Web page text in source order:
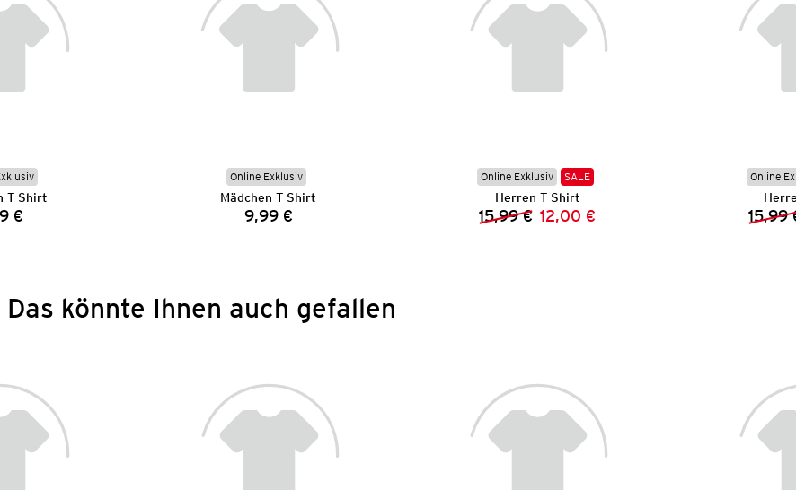
T-Shirt
€
Online Exklusiv
Mädchen T-Shirt
Preis:
9,99 €
Online Exklusiv SALE
Herren T-Shirt
Vorheriger Preis:
15,99 € Neuer Preis:
12,00 €
Online
15,99 €
Das könnte Ihnen auch gefallen